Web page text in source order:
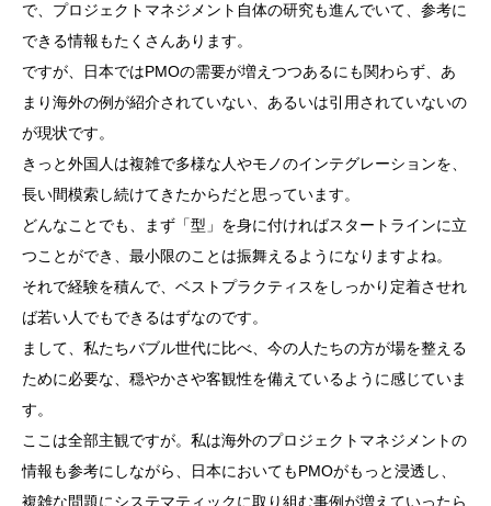
で、プロジェクトマネジメント自体の研究も進んでいて、参考に
できる情報もたくさんあります。
ですが、日本ではPMOの需要が増えつつあるにも関わらず、あ
まり海外の例が紹介されていない、あるいは引用されていないの
が現状です。
きっと外国人は複雑で多様な人やモノのインテグレーションを、
長い間模索し続けてきたからだと思っています。
どんなことでも、まず「型」を身に付ければスタートラインに立
つことができ、最小限のことは振舞えるようになりますよね。
それで経験を積んで、ベストプラクティスをしっかり定着させれ
ば若い人でもできるはずなのです。
まして、私たちバブル世代に比べ、今の人たちの方が場を整える
ために必要な、穏やかさや客観性を備えているように感じていま
す。
ここは全部主観ですが。私は海外のプロジェクトマネジメントの
情報も参考にしながら、日本においてもPMOがもっと浸透し、
複雑な問題にシステマティックに取り組む事例が増えていったら